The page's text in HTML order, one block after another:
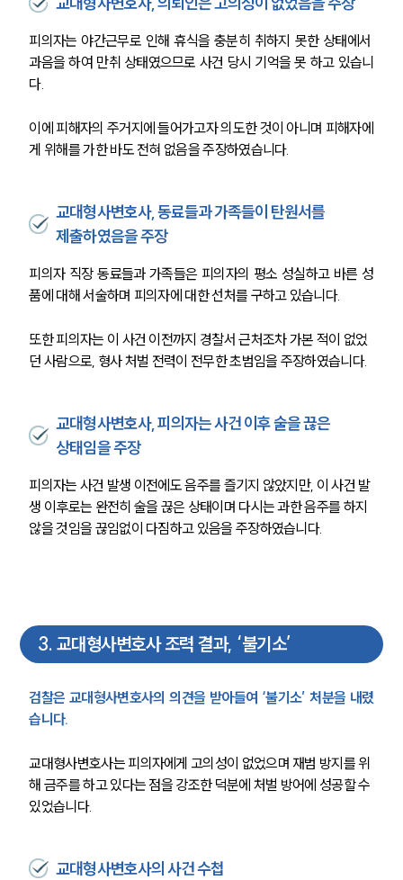
피의자는 야간근무로 인해 휴식을 충분히 취하지 못한 상태에서
과음을 하여 만취 상태였으므로 사건 당시 기억을 못 하고 있습니
다.
이에 피해자의 주거지에 들어가고자 의도한 것이 아니며 피해자에
게 위해를 가한 바도 전혀 없음을 주장하였습니다.
교대형사변호사, 동료들과 가족들이 탄원서를
제출하였음을 주장
피의자 직장 동료들과 가족들은 피의자의 평소 성실하고 바른 성
품에 대해 서술하며 피의자에 대한 선처를 구하고 있습니다.
또한 피의자는 이 사건 이전까지 경찰서 근처조차 가본 적이 없었
던 사람으로, 형사 처벌 전력이 전무한 초범임을 주장하였습니다.
교대형사변호사, 피의자는 사건 이후 술을 끊은
상태임을 주장
피의자는 사건 발생 이전에도 음주를 즐기지 않았지만, 이 사건 발
생 이후로는 완전히 술을 끊은 상태이며 다시는 과한 음주를 하지
않을 것임을 끊임없이 다짐하고 있음을 주장하였습니다.
3. 교대형사변호사 조력 결과, ‘불기소’
검찰은 교대형사변호사의 의견을 받아들여 ‘불기소’ 처분을 내렸
습니다.
교대형사변호사는 피의자에게 고의성이 없었으며 재범 방지를 위
해 금주를 하고 있다는 점을 강조한 덕분에 처벌 방어에 성공할 수
있었습니다.
교대형사변호사의 사건 수첩